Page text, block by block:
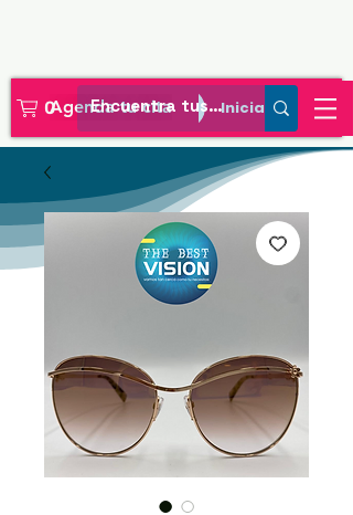
Iniciar sesión
Agenda tu cita
0